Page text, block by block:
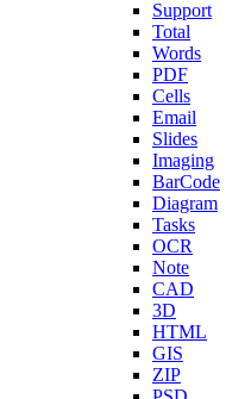
Support
Total
Words
PDF
Cells
Email
Slides
Imaging
BarCode
Diagram
Tasks
OCR
Note
CAD
3D
HTML
GIS
ZIP